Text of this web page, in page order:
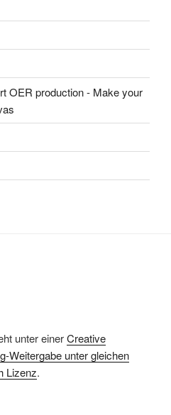
OER production - Make your
unter einerCreative
Weitergabe unter gleichen
Lizenz.